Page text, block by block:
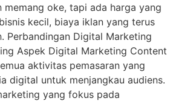
memang oke, tapi ada harga yang
kecil, biaya iklan yang terus
Perbandingan Digital Marketing
Aspek Digital Marketing Content
aktivitas pemasaran yang
digital untuk menjangkau audiens.
yang fokus pada